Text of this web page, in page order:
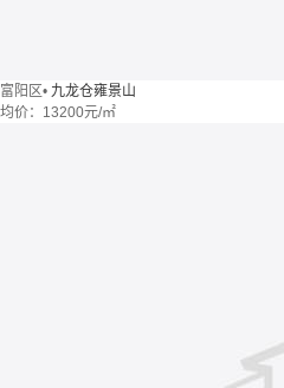
富阳区• 九龙仓雍景山
均价： 13200元/㎡